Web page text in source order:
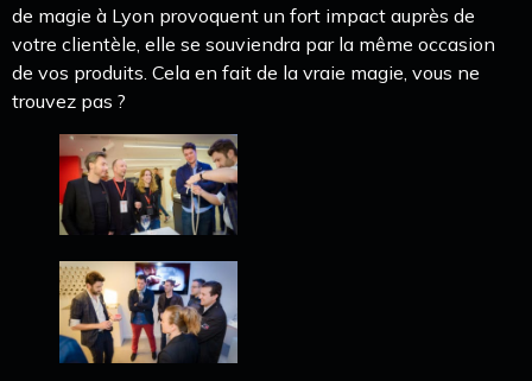
de magie à Lyon provoquent un fort impact auprès de
votre clientèle, elle se souviendra par la même occasion
de vos produits. Cela en fait de la vraie magie, vous ne
trouvez pas ?